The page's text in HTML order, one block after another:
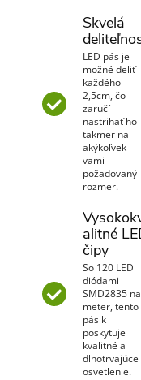
Skvelá
LED pás je
možné deliť
každého
2,5cm, čo
zaručí
nastrihať ho
takmer na
akýkoľvek
vami
požadovaný
rozmer.
alitné
čipy
So 120 LED
diódami
SMD2835 na
meter, tento
pásik
poskytuje
kvalitné a
dlhotrvajúce
osvetlenie.